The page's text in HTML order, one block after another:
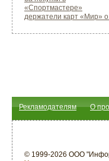
«Спортмастере»
держатели карт «Мир»
Рекламодателям О
© 1999-2026 ООО